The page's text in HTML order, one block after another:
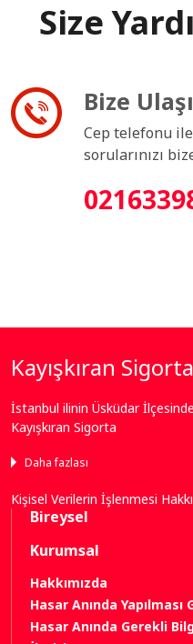
Size
Bize
Cep telefonu
sorularınızı
Kayışkıran Sigorta
İstanbul ilinin Üsküdar
Kayışkıran Sigorta
Daha fazlası
Kişisel Verilerin İşlenmesi
Bireysel
Kurumsal
Hakkımızda
Hasar Anında
Hasar Anında Gerekli